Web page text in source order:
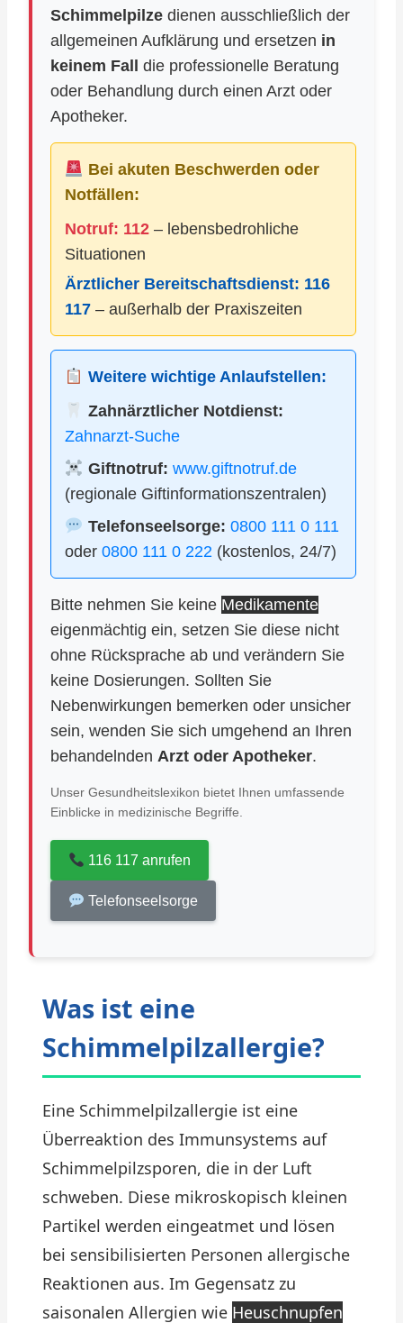
Schimmelpilze dienen ausschließlich der
allgemeinen Aufklärung und ersetzen in
keinem Fall
die professionelle Beratung
oder Behandlung durch einen Arzt oder
Apotheker.
Bei akuten Beschwerden oder
Notfällen:
Notruf: 112 – lebensbedrohliche
Situationen
Ärztlicher Bereitschaftsdienst: 116
117 – außerhalb der Praxiszeiten
Weitere wichtige Anlaufstellen:
Zahnärztlicher Notdienst:
Zahnarzt-Suche
Giftnotruf: www.giftnotruf.de
(regionale Giftinformationszentralen)
Telefonseelsorge: 0800 111 0 111
oder 0800 111 0 222 (kostenlos, 24/7)
Bitte nehmen Sie keine Medikamente
eigenmächtig ein, setzen Sie diese nicht
ohne Rücksprache ab und verändern Sie
keine Dosierungen. Sollten Sie
Nebenwirkungen bemerken oder unsicher
sein, wenden Sie sich umgehend an Ihren
behandelnden Arzt oder Apotheker.
Unser Gesundheitslexikon bietet Ihnen umfassende
Einblicke in medizinische Begriffe.
116 117 anrufen
Telefonseelsorge
Was ist eine
Schimmelpilzallergie?
Eine Schimmelpilzallergie ist eine
Überreaktion des Immunsystems auf
Schimmelpilzsporen, die in der Luft
schweben. Diese mikroskopisch kleinen
Partikel werden eingeatmet und lösen
bei sensibilisierten Personen allergische
Reaktionen aus. Im Gegensatz zu
saisonalen Allergien wie Heuschnupfen